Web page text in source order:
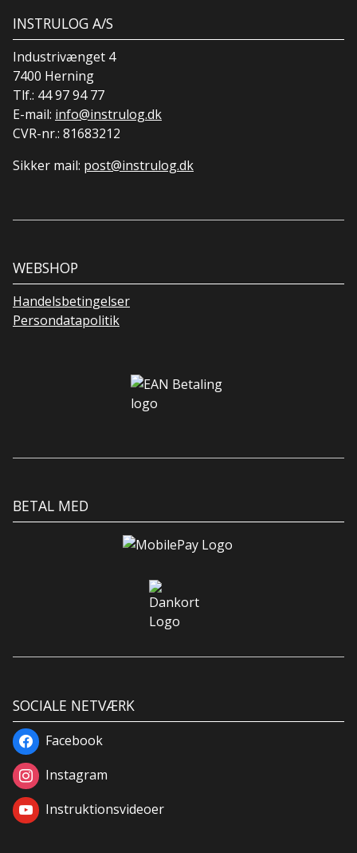
INSTRULOG A/S
Industrivænget 4
7400 Herning
Tlf.: 44 97 94 77
E-mail: info@instrulog.dk
CVR-nr.: 81683212
Sikker mail: post@instrulog.dk
WEBSHOP
Handelsbetingelser
Persondatapolitik
BETAL MED
SOCIALE NETVÆRK
Facebook
Instagram
Instruktionsvideoer